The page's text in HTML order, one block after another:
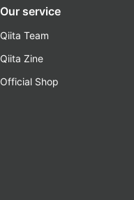
Our service
Qiita Team
Qiita Zine
Official Shop